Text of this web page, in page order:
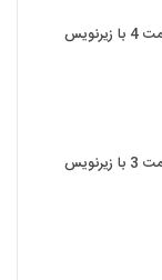
سریال ردیاب قسمت 4 با زیرنویس
سریال ردیاب قسمت 3 با زیرنویس